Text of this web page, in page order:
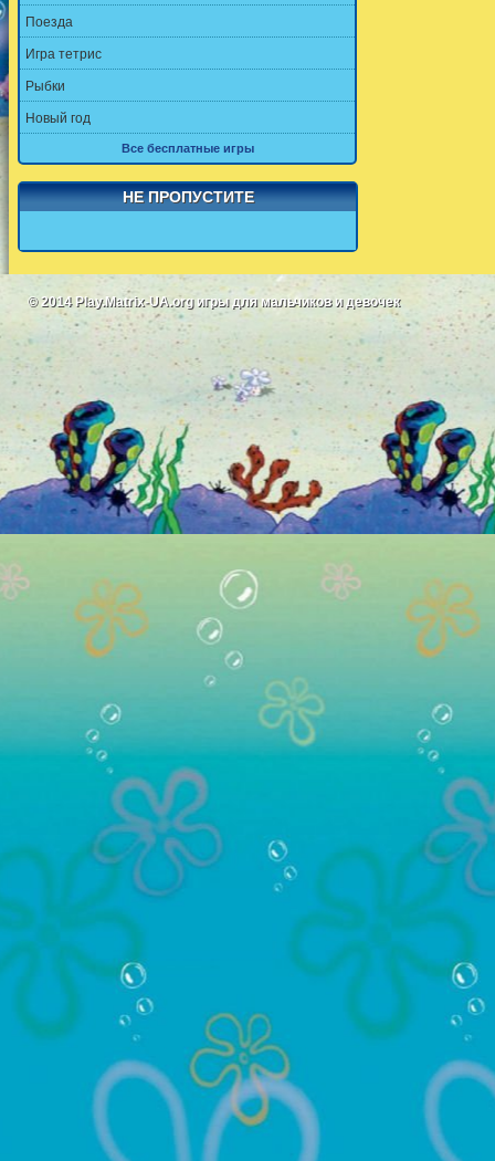
Поезда
Игра тетрис
Рыбки
Новый год
Все бесплатные игры
НЕ ПРОПУСТИТЕ
© 2014 Play.Matrix-UA.orgигры для мальчиков и девочек